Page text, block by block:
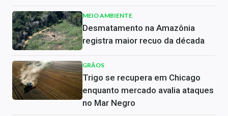
MEIO AMBIENTE
Desmatamento na Amazônia
registra maior recuo da década
GRÃOS
Trigo se recupera em Chicago
enquanto mercado avalia ataques
no Mar Negro